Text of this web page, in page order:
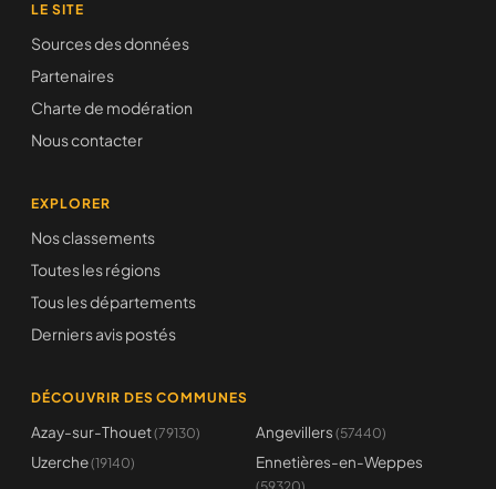
LE SITE
Sources des données
Partenaires
Charte de modération
Nous contacter
EXPLORER
Nos classements
Toutes les régions
Tous les départements
Derniers avis postés
DÉCOUVRIR DES COMMUNES
Azay-sur-Thouet(79130) Angevillers (57440)
Uzerche(19140) Ennetières-en-Weppes